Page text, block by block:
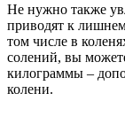
Не нужно также
приводят к
том числе в
солений, вы
килограммы –
колени.